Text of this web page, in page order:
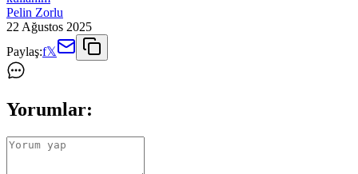
Pelin Zorlu
22 Ağustos 2025
Paylaş:f𝕏
Yorumlar: